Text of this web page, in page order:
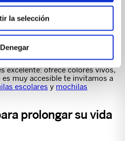
la selección
Denegar
y uso diario
ir a la universidad o al trabajo
excelente: ofrece colores vivos,
muy accesible te invitamos a
escolares y mochilas
prolongar su vida